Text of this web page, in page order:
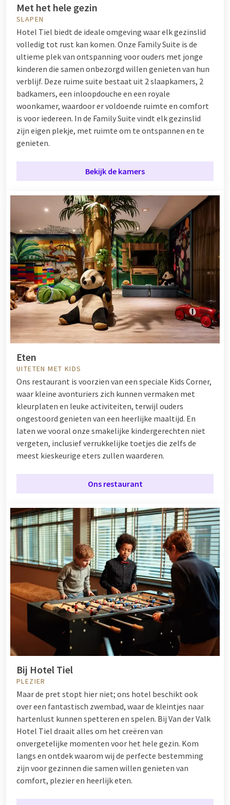
Met het hele gezin
SLAPEN
Hotel Tiel biedt de ideale omgeving waar elk gezinslid
volledig tot rust kan komen. Onze Family Suite is de
ultieme plek van ontspanning voor ouders met jonge
kinderen die samen onbezorgd willen genieten van hun
verblijf. Deze ruime suite bestaat uit 2 slaapkamers, 2
badkamers, een inloopdouche en een royale
woonkamer, waardoor er voldoende ruimte en comfort
is voor iedereen. In de Family Suite vindt elk gezinslid
zijn eigen plekje, met ruimte om te ontspannen en te
genieten.
Bekijk de kamers
Eten
UITETEN MET KIDS
Ons restaurant is voorzien van een speciale Kids Corner,
waar kleine avonturiers zich kunnen vermaken met
kleurplaten en leuke activiteiten, terwijl ouders
ongestoord genieten van een heerlijke maaltijd. En
laten we vooral onze smakelijke kindergerechten niet
vergeten, inclusief verrukkelijke toetjes die zelfs de
meest kieskeurige eters zullen waarderen.
Ons restaurant
Bij Hotel Tiel
PLEZIER
Maar de pret stopt hier niet; ons hotel beschikt ook
over een fantastisch zwembad, waar de kleintjes naar
hartenlust kunnen spetteren en spelen. Bij Van der Valk
Hotel Tiel draait alles om het creëren van
onvergetelijke momenten voor het hele gezin. Kom
langs en ontdek waarom wij de perfecte bestemming
zijn voor gezinnen die samen willen genieten van
comfort, plezier en heerlijk eten.